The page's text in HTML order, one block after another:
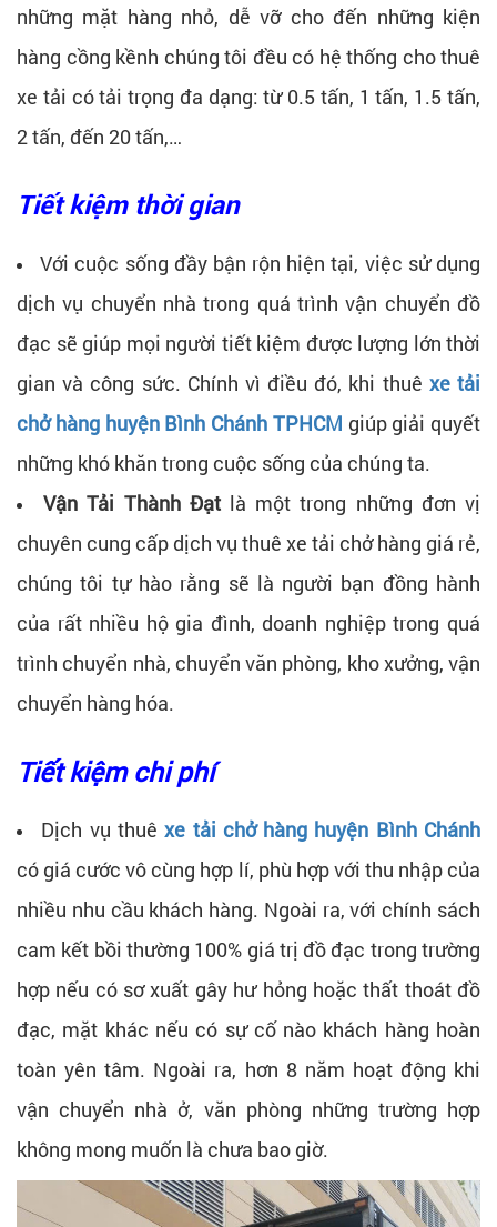
những mặt hàng nhỏ, dễ vỡ cho đến những kiện
hàng cồng kềnh chúng tôi đều có hệ thống cho thuê
xe tải có tải trọng đa dạng: từ 0.5 tấn, 1 tấn, 1.5 tấn,
2 tấn, đến 20 tấn,…
Tiết kiệm thời gian
Với cuộc sống đầy bận rộn hiện tại, việc sử dụng
dịch vụ chuyển nhà trong quá trình vận chuyển đồ
đạc sẽ giúp mọi người tiết kiệm được lượng lớn thời
gian và công sức. Chính vì điều đó, khi thuê xe tải
chở hàng huyện Bình Chánh TPHCM giúp giải quyết
những khó khăn trong cuộc sống của chúng ta.
Vận Tải Thành Đạtlà một trong những đơn vị
chuyên cung cấp dịch vụ thuê xe tải chở hàng giá rẻ,
chúng tôi tự hào rằng sẽ là người bạn đồng hành
của rất nhiều hộ gia đình, doanh nghiệp trong quá
trình chuyển nhà, chuyển văn phòng, kho xưởng, vận
chuyển hàng hóa.
Tiết kiệm chi phí
Dịch vụ thuêxe tải chở hàng huyện Bình Chánh
có giá cước vô cùng hợp lí, phù hợp với thu nhập của
nhiều nhu cầu khách hàng. Ngoài ra, với chính sách
cam kết bồi thường 100% giá trị đồ đạc trong trường
hợp nếu có sơ xuất gây hư hỏng hoặc thất thoát đồ
đạc, mặt khác nếu có sự cố nào khách hàng hoàn
toàn yên tâm. Ngoài ra, hơn 8 năm hoạt động khi
vận chuyển nhà ở, văn phòng những trường hợp
không mong muốn là chưa bao giờ.